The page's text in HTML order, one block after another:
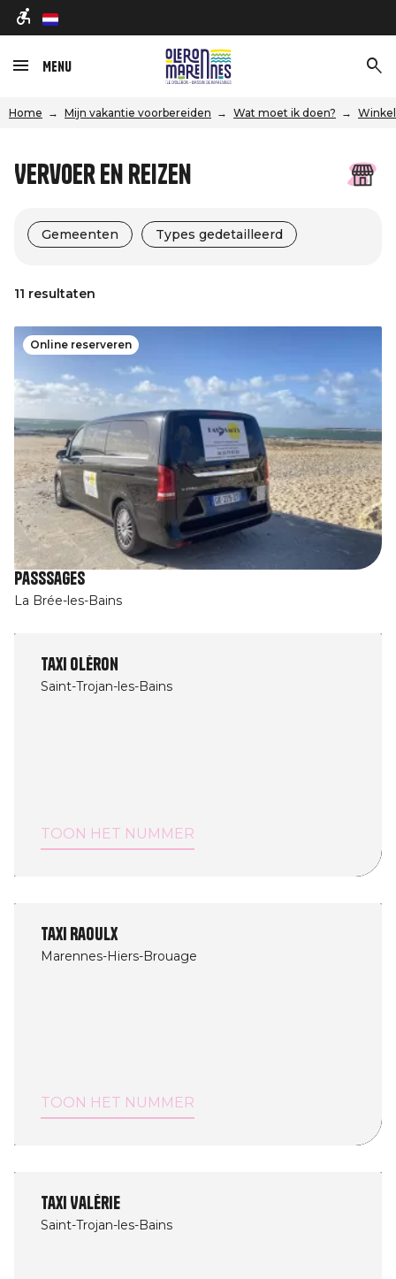
nl
Menu
Home Mijn vakantie voorbereiden Wat moet ik doen?
Vervoer en reizen
Gemeenten Types gedetailleerd
11 resultaten
Online reserveren
Passsages
La Brée-les-Bains
Taxi Oléron
Saint-Trojan-les-Bains
TOON HET NUMMER
Taxi Raoulx
Marennes-Hiers-Brouage
TOON HET NUMMER
Taxi Valérie
Saint-Trojan-les-Bains